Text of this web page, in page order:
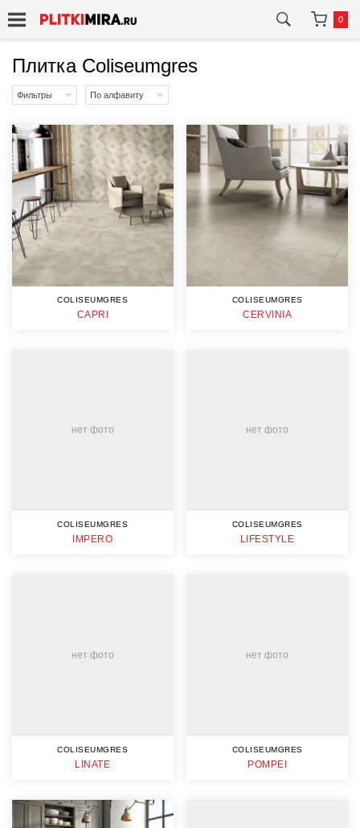
0
Плитка Coliseumgres
Фильтры По алфавиту
COLISEUMGRES
CAPRI
COLISEUMGRES
CERVINIA
нет фото
COLISEUMGRES
IMPERO
нет фото
COLISEUMGRES
LIFESTYLE
нет фото
COLISEUMGRES
LINATE
нет фото
COLISEUMGRES
POMPEI